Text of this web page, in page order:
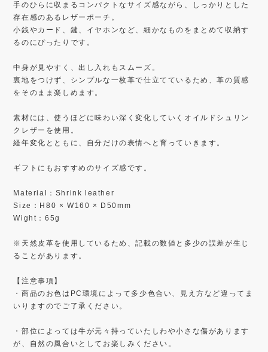
手のひらに収まるコンパクトなサイズ感ながら、しっかりとした
存在感のあるレザーポーチ。
小銭やカード、鍵、イヤホンなど、細かなものをまとめて収納す
るのにぴったりです。
中身が見やすく、出し入れもスムーズ。
裏地をつけず、シンプルな一枚革で仕立てているため、革の質感
をそのまま楽しめます。
素材には、使うほどに味わい深く変化していくオイルドシュリン
クレザーを使用。
経年変化とともに、自分だけの表情へと育っていきます。
ギフトにもおすすめのサイズ感です。
Material：Shrink leather
Size：H80 × W160 × D50mm
Wight：65g
※天然皮革を使用しているため、記載の数値と多少の誤差が生じ
ることがあります。
【注意事項】
・商品のお色はPC環境によって多少色合い、見え方など違ってま
いりますのでご了承ください。
・部位によっては牛が元々持っていたしわや小さな傷があります
が、自然の風合いとしてお楽しみください。